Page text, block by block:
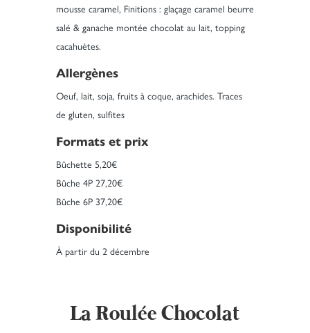
mousse caramel, Finitions : glaçage caramel beurre
salé & ganache montée chocolat au lait, topping
cacahuètes.
Allergènes
Oeuf, lait, soja, fruits à coque, arachides. Traces
de gluten, sulfites
Formats et prix
Bûchette 5,20€
Bûche 4P 27,20€
Bûche 6P 37,20€
Disponibilité
À partir du 2 décembre
La Roulée Chocolat